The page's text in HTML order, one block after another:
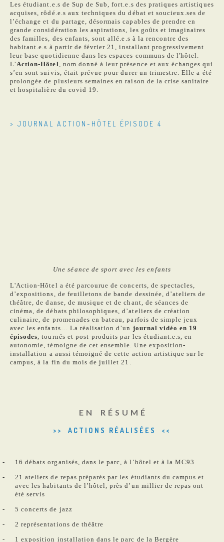
Les étudiant.e.s de Sup de Sub, fort.e.s des pratiques artistiques
acquises, rôdé.e.s aux techniques du débat et soucieux.ses de
l’échange et du partage, désormais capables de prendre en
grande considération les aspirations, les goûts et imaginaires
des familles, des enfants, sont allé.e.s à la rencontre des
habitant.e.s à partir de février 21, installant progressivement
leur base quotidienne dans les espaces communs de l'hôtel.
L’Action-Hôtel, nom donné à leur présence et aux échanges qui
s’en sont suivis, était prévue pour durer un trimestre. Elle a été
prolongée de plusieurs semaines en raison de la crise sanitaire
et hospitalière du covid 19.
> JOURNAL ACTION-HÔTEL ÉPISODE 4
Une séance de sport avec les enfants
L'Action-Hôtel a été parcourue de concerts, de spectacles,
d’expositions, de feuilletons de bande dessinée, d’ateliers de
théâtre, de danse, de musique et de chant, de séances de
cinéma, de débats philosophiques, d’ateliers de création
culinaire, de promenades en bateau, parfois de simple jeux
avec les enfants… La réalisation d’un journal vidéo en 19
épisodes, tournés et post-produits par les étudiant.e.s, en
autonomie, témoigne de cet ensemble. Une exposition-
installation a aussi témoigné de cette action artistique sur le
campus, à la fin du mois de juillet 21.
E N R É S U M É
>> ACTIONS RÉALISÉES <<
16 débats organisés, dans le parc, à l’hôtel et à la MC93
21 ateliers de repas préparés par les étudiants du campus et
avec les habitants de l’hôtel, près d’un millier de repas ont
été servis
5 concerts de jazz
2 représentations de théâtre
1 exposition installation dans le parc de la Bergère